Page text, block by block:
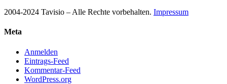
2004-2024 Tavisio – Alle Rechte vorbehalten. Impressum
Meta
Anmelden
Eintrags-Feed
Kommentar-Feed
WordPress.org